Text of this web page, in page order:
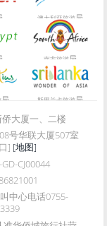
澳大利亚旅游局
南非旅游局
局 斯里兰卡旅游局
大厦一、二楼
号华联大厦507室
] [地图]
GD-CJ00044
中心电话0755-